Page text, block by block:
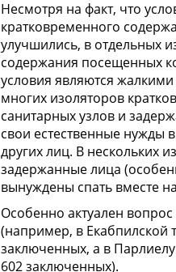
Несмотря на факт, что
кратковременного
улучшились, в отдельных
содержания посещенных
условия являются
многих изоляторов
санитарных узлов и
свои естественные нужды
других лиц. В нескольких
задержанные лица
вынуждены спать вместе
Особенно актуален
(например, в Екабпилской
заключенных, а в
602 заключенных).